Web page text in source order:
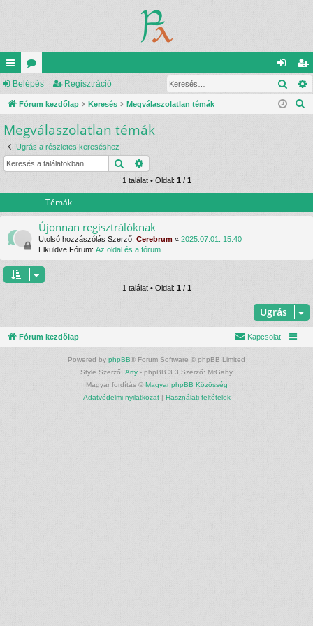
yo
rs
lin
ke
k
ór
u
m
ok
el
ép
eg
is
Belépés Regisztráció
Fórum kezdőlap Keresés Megválaszolatlan témák
s
Megválaszolatlan témák
Ugrás a részletes kereséshez
Keresés
1 találat • Oldal: 1 / 1
Témák
Újonnan regisztrálóknak
Utolsó hozzászólás Szerző: Cerebrum « 2025.07.01. 15:40
Elküldve Fórum: Az oldal és a fórum
1 találat • Oldal: 1/ 1
Ugrás
Fórum kezdőlap Kapcsolat
Powered by phpBB® Forum Software © phpBB Limited
Style Szerző: Arty - phpBB 3.3 Szerző: MrGaby
Magyar fordítás © Magyar phpBB Közösség
Adatvédelmi nyilatkozat| Használati feltételek